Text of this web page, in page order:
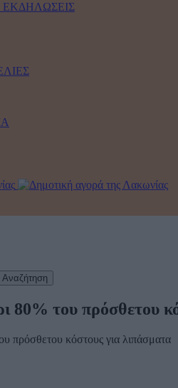
ΕΚΔΗΛΩΣΕΙΣ
Αναζήτηση
80% του πρόσθετου